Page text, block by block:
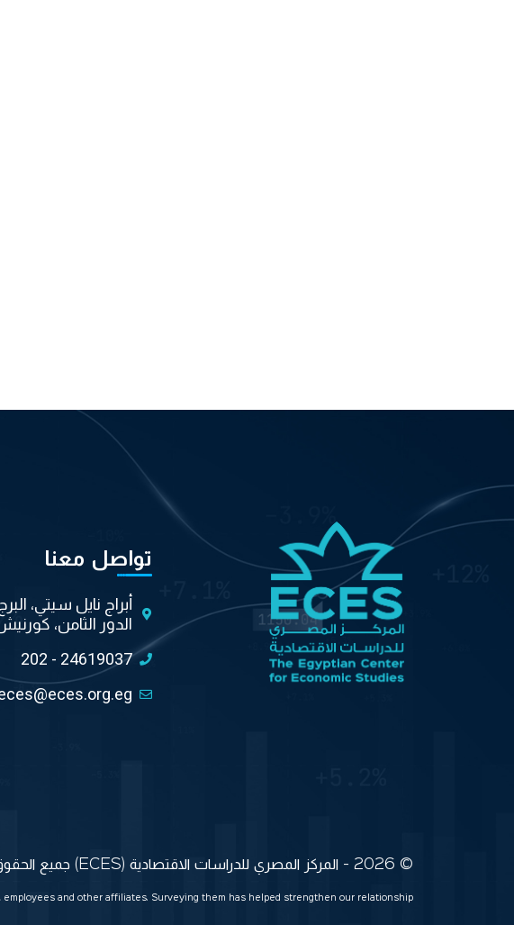
تواصل معنا
أبراج نايل سيتي،
الدور الثامن،
202 - 24619037
© 2026 - المركز المصري للدراسات الاقتصادية (ECES) جميع الحقوق محفوظة
and other affiliates. Surveying them has helped strengthen our relationship.